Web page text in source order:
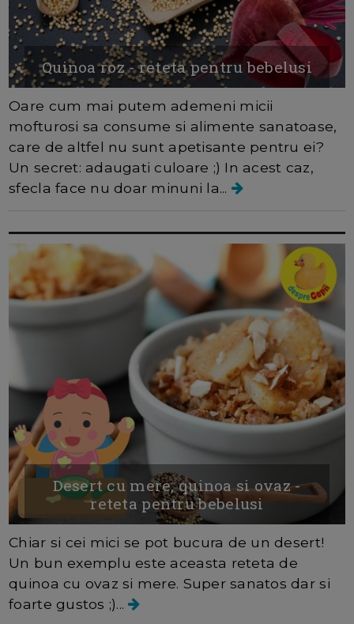
Quinoa roz - reteta pentru bebelusi
Oare cum mai putem ademeni micii
mofturosi sa consume si alimente sanatoase,
care de altfel nu sunt apetisante pentru ei?
Un secret: adaugati culoare ;) In acest caz,
sfecla face nu doar minuni la...
Desert cu mere, quinoa si ovaz -
reteta pentru bebelusi
Chiar si cei mici se pot bucura de un desert!
Un bun exemplu este aceasta reteta de
quinoa cu ovaz si mere. Super sanatos dar si
foarte gustos ;)...